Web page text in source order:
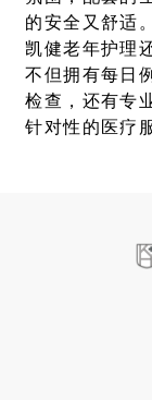
的安全又舒适。
凯健老年护理
不但拥有每日
检查，还有专
针对性的医疗